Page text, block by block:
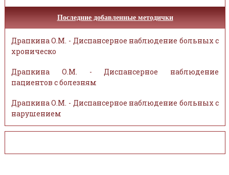
Последние добавленные методички
Драпкина О.М. - Диспансерное наблюдение больных с
хроническо
Драпкина О.М. - Диспансерное наблюдение
пациентов с болезням
Драпкина О.М. - Диспансерное наблюдение больных с
нарушением